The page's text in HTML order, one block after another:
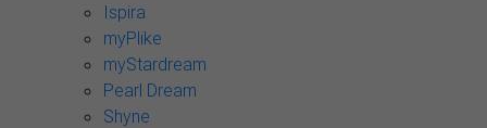
Ispira
myPlike
myStardream
Pearl Dream
Shyne